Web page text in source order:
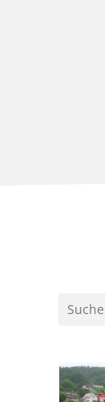
Suchen
nach: